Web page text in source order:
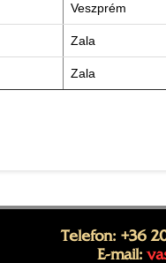
Veszprém
Zala
Zala
Telefon: +36
E-mail: